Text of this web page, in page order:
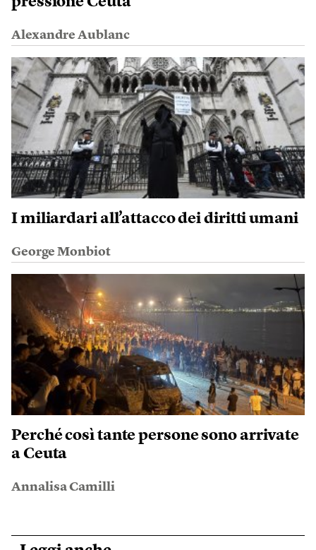
Alexandre Aublanc
I miliardari all’attacco dei diritti umani
George Monbiot
Perché così tante persone sono arrivate
a Ceuta
Annalisa Camilli